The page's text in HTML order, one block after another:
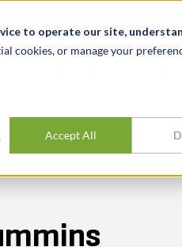
to operate our site,
cookies, or manage your
Accept All